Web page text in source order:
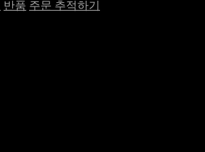
반품 주문 추적하기